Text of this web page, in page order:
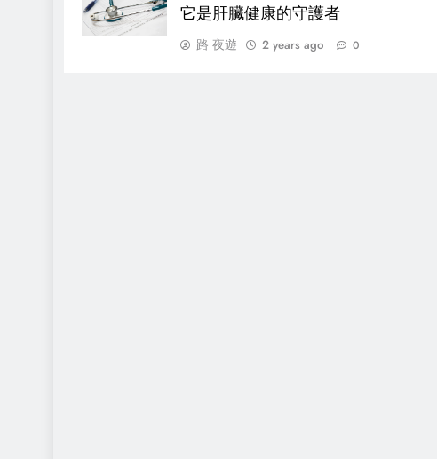
它是肝臟健康的守護者
路 夜遊 2 years ago 0